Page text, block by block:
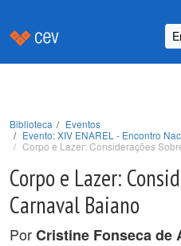
Biblioteca
Eventos
Evento: XIV ENAREL - Encontro
Corpo e Lazer: Considerações
Corpo e Lazer:
Carnaval Baiano
PorCristine Fonseca de